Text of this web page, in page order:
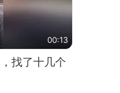
00:13
找了十几个